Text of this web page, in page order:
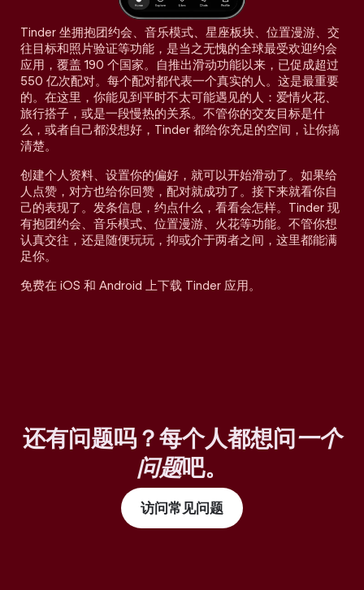
Tinder 坐拥抱团约会、音乐模式、星座板块、位置漫游、交
往目标和照片验证等功能，是当之无愧的全球最受欢迎约会
应用，覆盖 190 个国家。自推出滑动功能以来，已促成超过
550 亿次配对。每个配对都代表一个真实的人。这是最重要
的。在这里，你能见到平时不太可能遇见的人：爱情火花、
旅行搭子，或是一段慢热的关系。不管你的交友目标是什
么，或者自己都没想好，Tinder 都给你充足的空间，让你搞
清楚。
创建个人资料、设置你的偏好，就可以开始滑动了。如果给
人点赞，对方也给你回赞，配对就成功了。接下来就看你自
己的表现了。发条信息，约点什么，看看会怎样。Tinder 现
有抱团约会、音乐模式、位置漫游、火花等功能。不管你想
认真交往，还是随便玩玩，抑或介于两者之间，这里都能满
足你。
免费在 iOS 和 Android 上下载 Tinder 应用。
还有问题吗？每个人都想问一个
问题吧。
访问常见问题